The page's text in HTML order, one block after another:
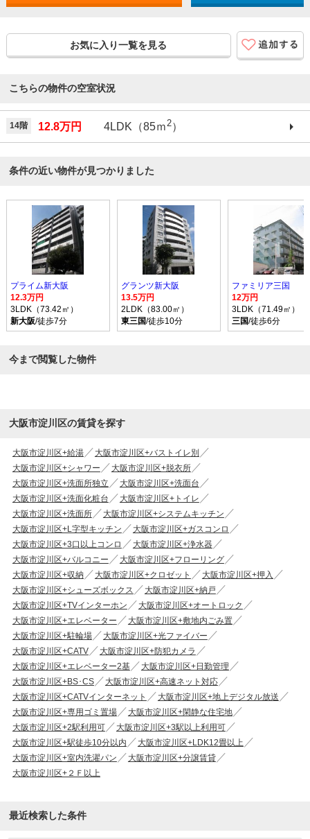
お気に入り一覧を見る
こちらの物件の空室状況
14階 12.8万円 4LDK（85ｍ2）
条件の近い物件が見つかりました
プライム新大阪
12.3万円
3LDK（73.42㎡）
新大阪/徒歩7分
グランツ新大阪
13.5万円
2LDK（83.00㎡）
東三国/徒歩10分
ファミリア三国
12万円
3LDK（71.49㎡）
三国/徒歩6分
今まで閲覧した物件
大阪市淀川区の賃貸を探す
大阪市淀川区+給湯
大阪市淀川区+バストイレ別
大阪市淀川区+シャワー
大阪市淀川区+脱衣所
大阪市淀川区+洗面所独立
大阪市淀川区+洗面台
大阪市淀川区+洗面化粧台
大阪市淀川区+トイレ
大阪市淀川区+洗面所
大阪市淀川区+システムキッチン
大阪市淀川区+L字型キッチン
大阪市淀川区+ガスコンロ
大阪市淀川区+3口以上コンロ
大阪市淀川区+浄水器
大阪市淀川区+バルコニー
大阪市淀川区+フローリング
大阪市淀川区+収納
大阪市淀川区+クロゼット
大阪市淀川区+押入
大阪市淀川区+シューズボックス
大阪市淀川区+納戸
大阪市淀川区+TVインターホン
大阪市淀川区+オートロック
大阪市淀川区+エレベーター
大阪市淀川区+敷地内ごみ置
大阪市淀川区+駐輪場
大阪市淀川区+光ファイバー
大阪市淀川区+CATV
大阪市淀川区+防犯カメラ
大阪市淀川区+エレベーター2基
大阪市淀川区+日勤管理
大阪市淀川区+BS･CS
大阪市淀川区+高速ネット対応
大阪市淀川区+CATVインターネット
大阪市淀川区+地上デジタル放送
大阪市淀川区+専用ゴミ置場
大阪市淀川区+閑静な住宅地
大阪市淀川区+2駅利用可
大阪市淀川区+3駅以上利用可
大阪市淀川区+駅徒歩10分以内
大阪市淀川区+LDK12畳以上
大阪市淀川区+室内洗濯パン
大阪市淀川区+分譲賃貸
大阪市淀川区+２Ｆ以上
最近検索した条件